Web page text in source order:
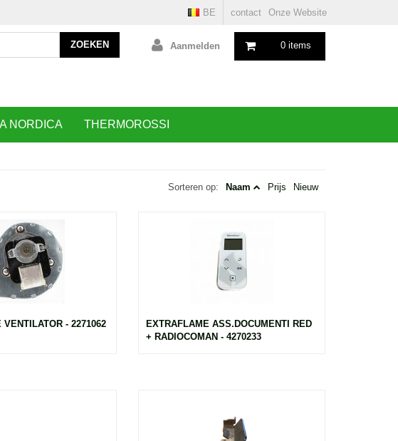
contact Onze Website
BE
0 items
Aanmelden
ZOEKEN
NORDICA THERMOROSSI
Sorteren op: Naam Prijs Nieuw
- 2271062
EXTRAFLAME ASS.DOCUMENTI RED
+ RADIOCOMAN - 4270233